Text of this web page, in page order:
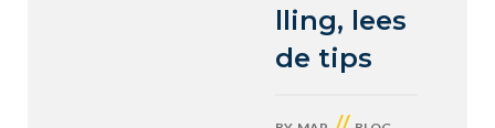
lling, lees
de tips